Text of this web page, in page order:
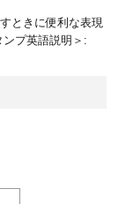
ときに便利な表現
ンプ英語説明＞: